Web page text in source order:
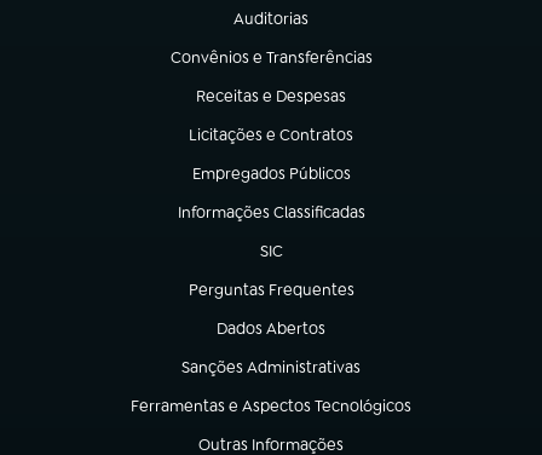
Auditorias
(abre em nova aba)
Convênios e Transferências
(abre em nova aba)
Receitas e Despesas
(abre em nova aba)
Licitações e Contratos
(abre em nova aba)
Empregados Públicos
(abre em nova aba)
Informações Classificadas
(abre em nova aba)
SIC
(abre em nova aba)
Perguntas Frequentes
(abre em nova aba)
Dados Abertos
(abre em nova aba)
Sanções Administrativas
(abre em nova aba)
Ferramentas e Aspectos Tecnológicos
(abre em nova aba)
Outras Informações